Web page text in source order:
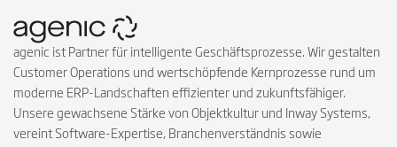
agenic ist Partner für intelligente Geschäftsprozesse. Wir gestalten
Customer Operations und wertschöpfende Kernprozesse rund um
moderne ERP-Landschaften effizienter und zukunftsfähiger.
Unsere gewachsene Stärke von Objektkultur und Inway Systems,
vereint Software-Expertise, Branchenverständnis sowie